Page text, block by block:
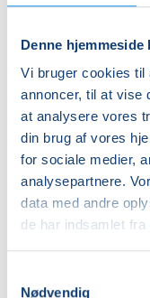
Denne
Vi bruger cookies til
annoncer, til at vise
at analysere vores
din brug af vores
for sociale medier,
analysepartnere.
data med andre
de har indsamlet
Nødvendig
Info
Nummer
6482010
Mødegang
søndag
Antal mødegange
1mødegang